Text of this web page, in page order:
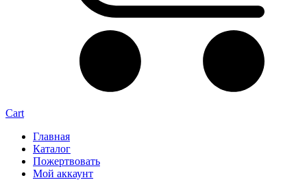
Cart
Главная
Каталог
Пожертвовать
Мой аккаунт